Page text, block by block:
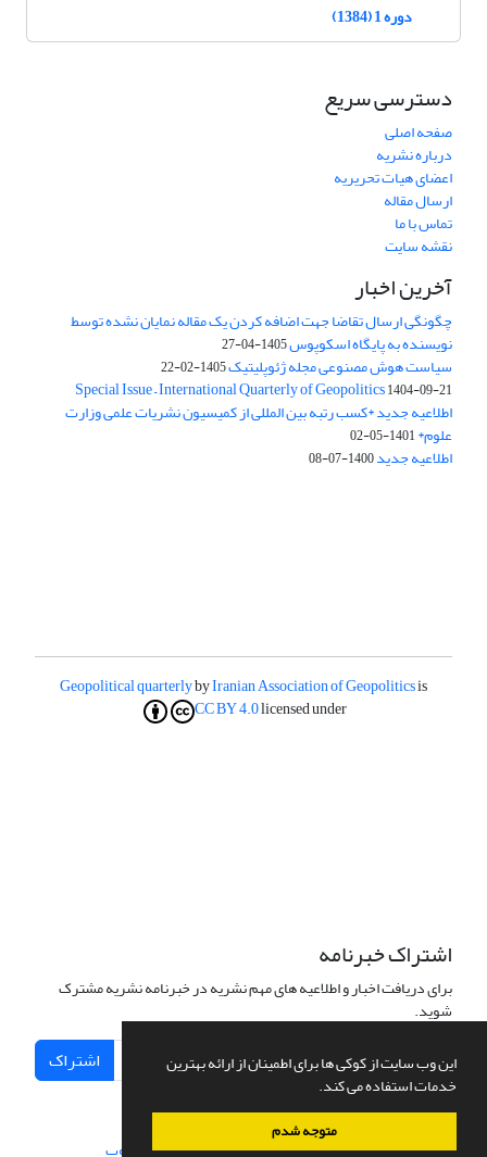
این وب سایت از کوکی ها برای اطمینان از ارائه بهترین
خدمات استفاده می کند.
متوجه شدم
دوره 1 (1384)
دسترسی سریع
صفحه اصلی
درباره نشریه
اعضای هیات تحریریه
ارسال مقاله
تماس با ما
نقشه سایت
آخرین اخبار
چگونگی ارسال تقاضا جهت اضافه کردن یک مقاله نمایان نشده توسط
نویسنده به پایگاه اسکوپوس1405-04-27
سیاست هوش مصنوعی مجله ژئوپلیتیک1405-02-22
Special Issue – International Quarterly of Geopolitics1404-09-21
اطلاعیه جدید *کسب رتبه بین المللی از کمیسیون نشریات علمی وزارت
علوم*1401-05-02
اطلاعیه جدید1400-07-08
Geopolitical quarterlybyIranian Association of Geopoliticsis
licensed under
CC BY 4.0
اشتراک خبرنامه
برای دریافت اخبار و اطلاعیه های مهم نشریه در خبرنامه نشریه مشترک
شوید.
اشتراک
سامانه مدیریت نشریات علمی.طراحی و پیاده سازی از سیناوب